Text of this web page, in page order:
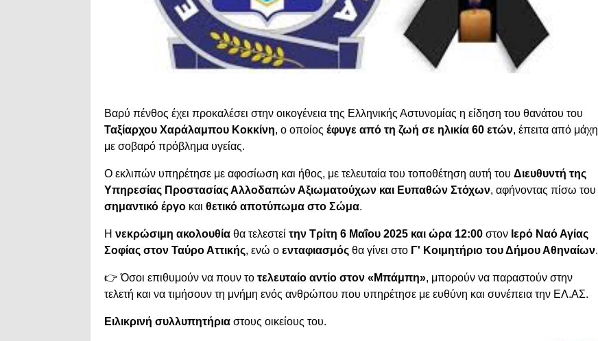
Βαρύ πένθος έχει προκαλέσει στην οικογένεια της Ελληνικής Αστυνομίας η είδηση του θανάτου του
Ταξίαρχου Χαράλαμπου Κοκκίνη, ο οποίος έφυγε από τη ζωή σε ηλικία 60 ετών, έπειτα από μάχη
με σοβαρό πρόβλημα υγείας.
Ο εκλιπών υπηρέτησε με αφοσίωση και ήθος, με τελευταία του τοποθέτηση αυτή του Διευθυντή της
Υπηρεσίας Προστασίας Αλλοδαπών Αξιωματούχων και Ευπαθών Στόχων, αφήνοντας πίσω του
σημαντικό έργο και θετικό αποτύπωμα στο Σώμα.
Η νεκρώσιμη ακολουθία θα τελεστεί την Τρίτη 6 Μαΐου 2025 και ώρα 12:00 στον Ιερό Ναό Αγίας
Σοφίας στον Ταύρο Αττικής, ενώ ο ενταφιασμός θα γίνει στο Γ' Κοιμητήριο του Δήμου Αθηναίων.
👉 Όσοι επιθυμούν να πουν το τελευταίο αντίο στον «Μπάμπη», μπορούν να παραστούν στην
τελετή και να τιμήσουν τη μνήμη ενός ανθρώπου που υπηρέτησε με ευθύνη και συνέπεια την ΕΛ.ΑΣ.
Ειλικρινή συλλυπητήρια στους οικείους του.